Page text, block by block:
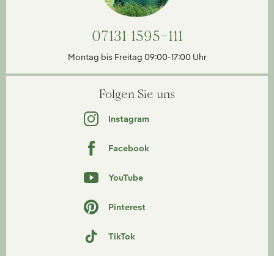
07131 1595-111
Montag bis Freitag 09:00-17:00 Uhr
Folgen Sie uns
Instagram
Facebook
YouTube
Pinterest
TikTok